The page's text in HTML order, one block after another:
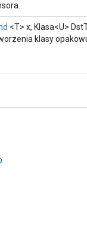
<T> x, Klasa<U>
klasy